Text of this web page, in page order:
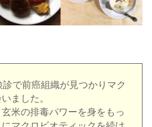
診で前癌組織が見つかりマク
ました。
米の排毒パワーを身をもっ